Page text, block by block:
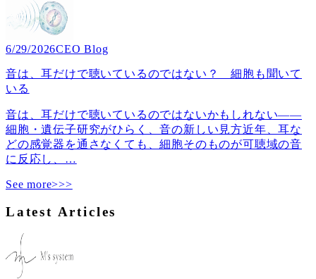
6/29/2026CEO Blog
音は、耳だけで聴いているのではない？ 細胞も聞いて
いる
音は、耳だけで聴いているのではないかもしれない――
細胞・遺伝子研究がひらく、音の新しい見方近年、耳な
どの感覚器を通さなくても、細胞そのものが可聴域の音
に反応し、 …
See more>>>
Latest Articles